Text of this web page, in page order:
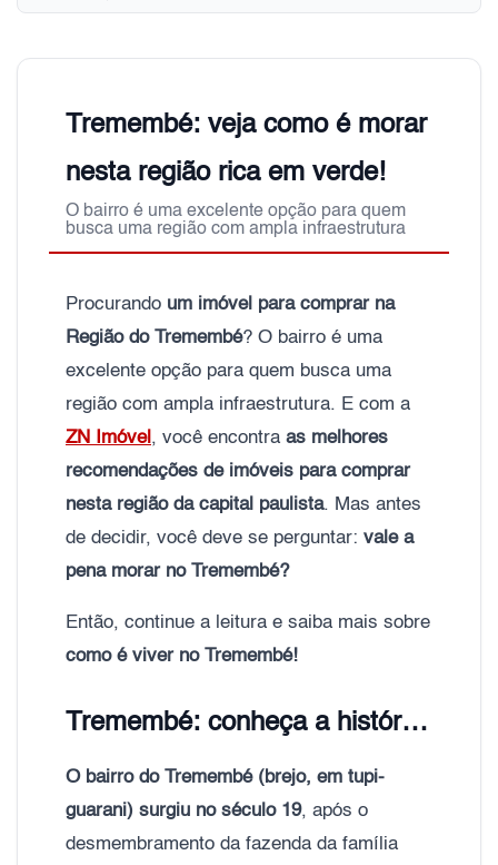
Tremembé: veja como é morar
nesta região rica em verde!
O bairro é uma excelente opção para quem
busca uma região com ampla infraestrutura
Procurando um imóvel para comprar na
Região do Tremembé? O bairro é uma
excelente opção para quem busca uma
região com ampla infraestrutura. E com a
ZN Imóvel , você encontra as melhores
recomendações de imóveis para comprar
nesta região da capital paulista. Mas antes
de decidir, você deve se perguntar: vale a
pena morar no Tremembé?
Então, continue a leitura e saiba mais sobre
como é viver no Tremembé!
Tremembé: conheça a história do bairro
O bairro do Tremembé (brejo, em tupi-
guarani) surgiu no século 19, após o
desmembramento da fazenda da família